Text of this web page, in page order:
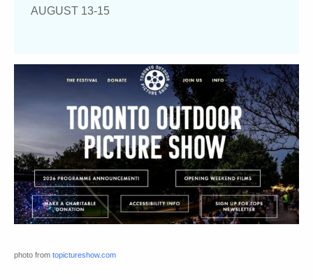
AUGUST 13-15
photo from topictureshow.com